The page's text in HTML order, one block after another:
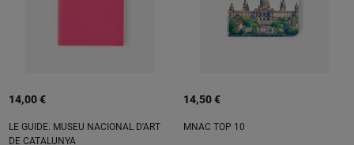
14,00 €
LE GUIDE. MUSEU NACIONAL D'ART
DE CATALUNYA
14,50 €
MNAC TOP 10